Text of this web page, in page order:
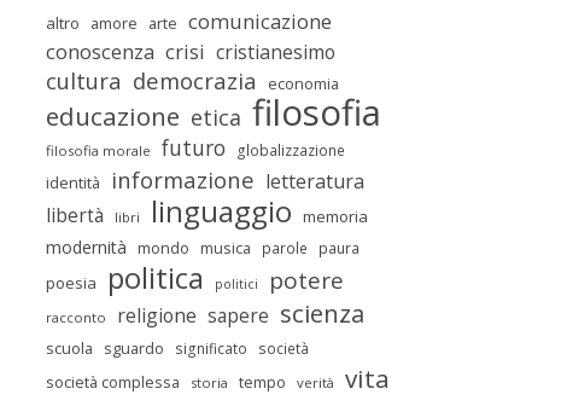
altro amore arte comunicazione
conoscenza crisi cristianesimo
cultura democrazia economia
educazione etica filosofia
filosofia morale futuro globalizzazione
identità informazione letteratura
libertà
libri linguaggio memoria
modernità mondo musica parole paura
poesia politica politici potere
racconto religione sapere scienza
scuola sguardo significato società
società complessa storia tempo verità vita